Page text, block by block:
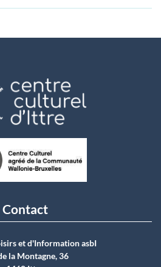
Contact
et d'Information asbI
la Montagne, 36